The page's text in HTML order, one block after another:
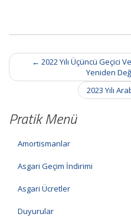
Post
navigation
← 2022 Yılı Üçüncü Geçici
Yeniden
2023 Yılı
Pratik Menü
Amortismanlar
Asgari Geçim İndirimi
Asgari Ücretler
Duyurular